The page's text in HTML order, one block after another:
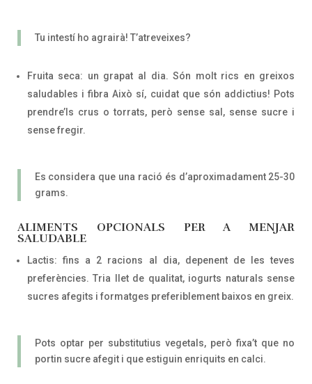
Tu intestí ho agrairà! T’atreveixes?
Fruita seca: un grapat al dia. Són molt rics en greixos
saludables i fibra Això sí, cuidat que són addictius! Pots
prendre’ls crus o torrats, però sense sal, sense sucre i
sense fregir.
Es considera que una ració és d’aproximadament 25-30
grams.
ALIMENTS OPCIONALS PER A MENJAR
SALUDABLE
Lactis: fins a 2 racions al dia, depenent de les teves
preferències. Tria llet de qualitat, iogurts naturals sense
sucres afegits i formatges preferiblement baixos en greix.
Pots optar per substitutius vegetals, però fixa’t que no
portin sucre afegit i que estiguin enriquits en calci.